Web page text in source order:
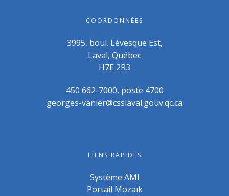
COORDONNÉES
3995, boul. Lévesque Est,
Laval, Québec
H7E 2R3
450 662-7000, poste 4700
georges-vanier@csslaval.gouv.qc.ca
LIENS RAPIDES
Système AMI
Portail Mozaïk